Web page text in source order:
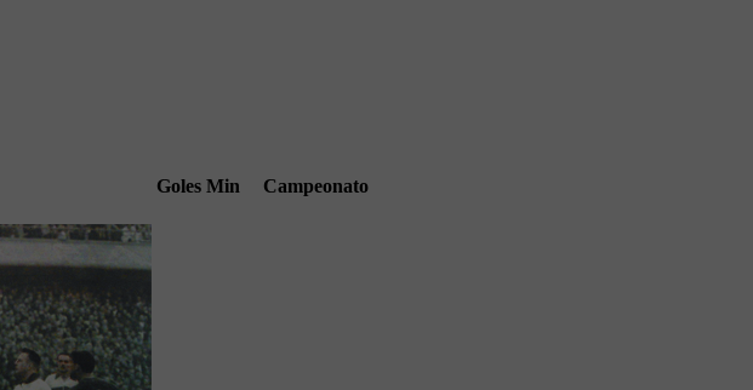
Goles Min Campeonato